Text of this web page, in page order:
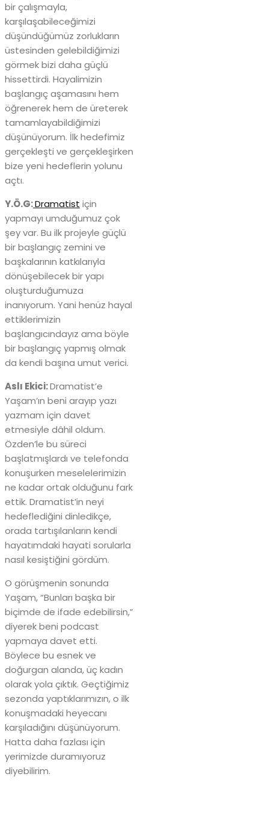
bir çalışmayla,
karşılaşabileceğimizi
düşündüğümüz zorlukların
üstesinden gelebildiğimizi
görmek bizi daha güçlü
hissettirdi. Hayalimizin
başlangıç aşamasını hem
öğrenerek hem de üreterek
tamamlayabildiğimizi
düşünüyorum. İlk hedefimiz
gerçekleşti ve gerçekleşirken
bize yeni hedeflerin yolunu
açtı.
Y.Ö.G:Dramatist için
yapmayı umduğumuz çok
şey var. Bu ilk projeyle güçlü
bir başlangıç zemini ve
başkalarının katkılarıyla
dönüşebilecek bir yapı
oluşturduğumuza
inanıyorum. Yani henüz hayal
ettiklerimizin
başlangıcındayız ama böyle
bir başlangıç yapmış olmak
da kendi başına umut verici.
Aslı Ekici:Dramatist’e
Yaşam’ın beni arayıp yazı
yazmam için davet
etmesiyle dâhil oldum.
Özden’le bu süreci
başlatmışlardı ve telefonda
konuşurken meselelerimizin
ne kadar ortak olduğunu fark
ettik. Dramatist’in neyi
hedeflediğini dinledikçe,
orada tartışılanların kendi
hayatımdaki hayati sorularla
nasıl kesiştiğini gördüm.
O görüşmenin sonunda
Yaşam, “Bunları başka bir
biçimde de ifade edebilirsin,”
diyerek beni podcast
yapmaya davet etti.
Böylece bu esnek ve
doğurgan alanda, üç kadın
olarak yola çıktık. Geçtiğimiz
sezonda yaptıklarımızın, o ilk
konuşmadaki heyecanı
karşıladığını düşünüyorum.
Hatta daha fazlası için
yerimizde duramıyoruz
diyebilirim.